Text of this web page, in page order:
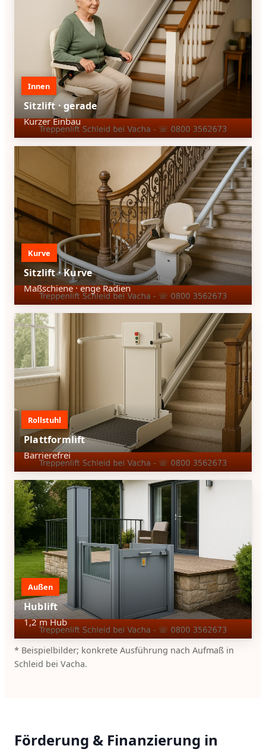
Innen
Sitzlift · gerade
Kurzer Einbau
Kurve
Sitzlift · Kurve
Maßschiene · enge Radien
Rollstuhl
Plattformlift
Barrierefrei
Außen
Hublift
1,2 m Hub
* Beispielbilder; konkrete Ausführung nach Aufmaß in
Schleid bei Vacha.
Förderung & Finanzierung in